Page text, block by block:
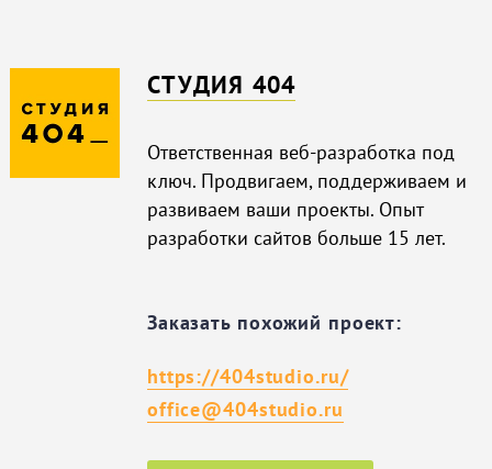
СТУДИЯ 404
Ответственная веб-разработка под
ключ. Продвигаем, поддерживаем и
развиваем ваши проекты. Опыт
разработки сайтов больше 15 лет.
Заказать похожий проект:
https://404studio.ru/
office@404studio.ru